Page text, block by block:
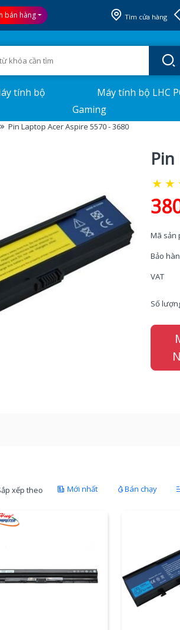
bán hàng Tìm cửa hàng
tính bộ
Máy tính bộ LHC
Gaming
Pin Laptop Acer Aspire 5570 - 3680
★ ★
Mã sản
Bảo
VAT
Số
xếp theo Mới nhất Bán chạy